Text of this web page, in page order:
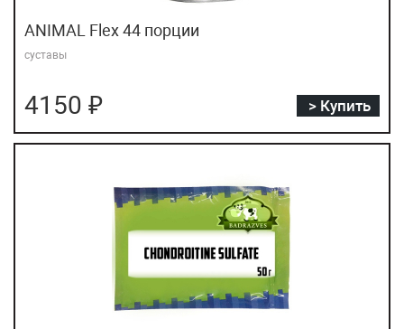
Ореховые пасты
Пептиды
ANIMAL Flex 44 порции
суставы
4150 ₽ > Купить